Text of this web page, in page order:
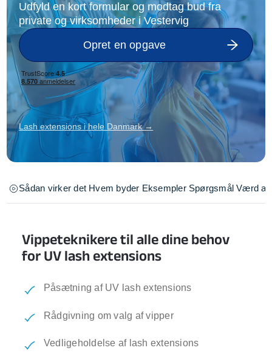
Udfyld en kort formular og modtag bud fra
private og virksomheder i Vestervig
Opret en opgave
Lash extensions i hele Danmark →
Sådan virker det Hvem byder Eksempler Spørgsmål Værd at
Vippeteknikere til alle dine behov
for UV lash extensions
Påsætning af UV lash extensions
Rådgivning om valg af vipper
Vedligeholdelse af lash extensions